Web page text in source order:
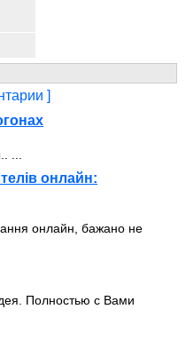
]
...
онлайн:
онлайн, бажано не
Полностью с Вами